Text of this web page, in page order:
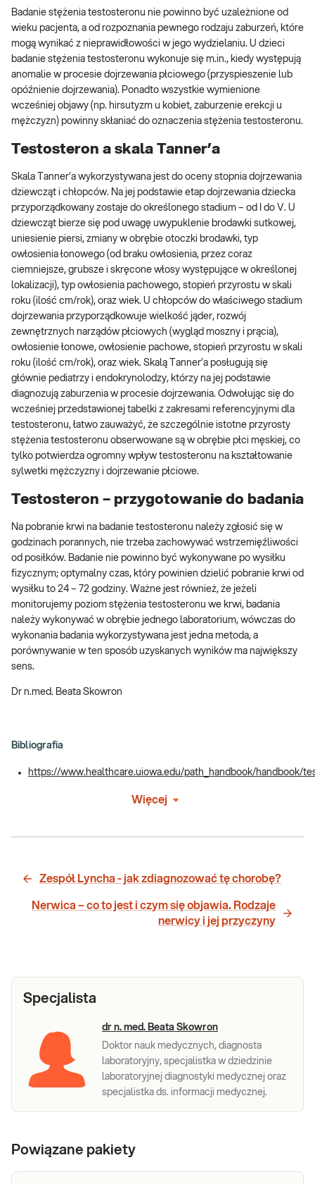
Badanie stężenia testosteronu nie powinno być uzależnione od
wieku pacjenta, a od rozpoznania pewnego rodzaju zaburzeń, które
mogą wynikać z nieprawidłowości w jego wydzielaniu. U dzieci
badanie stężenia testosteronu wykonuje się m.in., kiedy występują
anomalie w procesie dojrzewania płciowego (przyspieszenie lub
opóźnienie dojrzewania). Ponadto wszystkie wymienione
wcześniej objawy (np. hirsutyzm u kobiet, zaburzenie erekcji u
mężczyzn) powinny skłaniać do oznaczenia stężenia testosteronu.
Testosteron a skala Tanner’a
Skala Tanner’a wykorzystywana jest do oceny stopnia dojrzewania
dziewcząt i chłopców. Na jej podstawie etap dojrzewania dziecka
przyporządkowany zostaje do określonego stadium – od I do V. U
dziewcząt bierze się pod uwagę uwypuklenie brodawki sutkowej,
uniesienie piersi, zmiany w obrębie otoczki brodawki, typ
owłosienia łonowego (od braku owłosienia, przez coraz
ciemniejsze, grubsze i skręcone włosy występujące w określonej
lokalizacji), typ owłosienia pachowego, stopień przyrostu w skali
roku (ilość cm/rok), oraz wiek. U chłopców do właściwego stadium
dojrzewania przyporządkowuje wielkość jąder, rozwój
zewnętrznych narządów płciowych (wygląd moszny i prącia),
owłosienie łonowe, owłosienie pachowe, stopień przyrostu w skali
roku (ilość cm/rok), oraz wiek. Skalą Tanner’a posługują się
głównie pediatrzy i endokrynolodzy, którzy na jej podstawie
diagnozują zaburzenia w procesie dojrzewania. Odwołując się do
wcześniej przedstawionej tabelki z zakresami referencyjnymi dla
testosteronu, łatwo zauważyć, że szczególnie istotne przyrosty
stężenia testosteronu obserwowane są w obrębie płci męskiej, co
tylko potwierdza ogromny wpływ testosteronu na kształtowanie
sylwetki mężczyzny i dojrzewanie płciowe.
Testosteron – przygotowanie do badania
Na pobranie krwi na badanie testosteronu należy zgłosić się w
godzinach porannych, nie trzeba zachowywać wstrzemięźliwości
od posiłków. Badanie nie powinno być wykonywane po wysiłku
fizycznym; optymalny czas, który powinien dzielić pobranie krwi od
wysiłku to 24 – 72 godziny. Ważne jest również, że jeżeli
monitorujemy poziom stężenia testosteronu we krwi, badania
należy wykonywać w obrębie jednego laboratorium, wówczas do
wykonania badania wykorzystywana jest jedna metoda, a
porównywanie w ten sposób uzyskanych wyników ma największy
sens.
Dr n.med. Beata Skowron
Bibliografia
https://www.healthcare.uiowa.edu/path_handbook/handbook/
Więcej
Zespół Lyncha - jak zdiagnozować tę chorobę?
Nerwica – co to jest i czym się objawia. Rodzaje
nerwicy i jej przyczyny
Specjalista
dr n. med. Beata Skowron
Doktor nauk medycznych, diagnosta
laboratoryjny, specjalistka w dziedzinie
laboratoryjnej diagnostyki medycznej oraz
specjalistka ds. informacji medycznej.
Powiązane pakiety